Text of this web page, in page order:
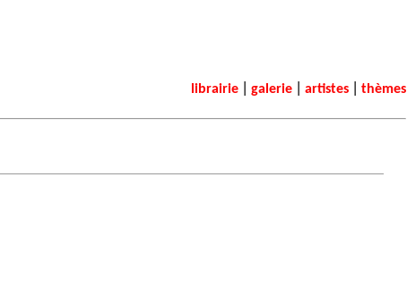
librairie galerie artistes thèmes